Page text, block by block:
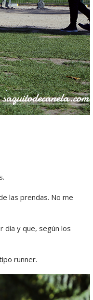
las prendas. No me
día y que, según los
runner.